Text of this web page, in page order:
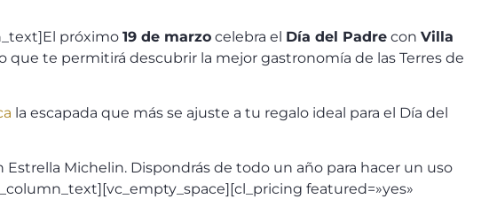
próximo 19 de marzo celebra el Día del Padre con Villa
te permitirá descubrir la mejor gastronomía de las Terres de
la escapada que más se ajuste a tu regalo ideal para el Día del
Michelin. Dispondrás de todo un año para hacer un uso
featured=»yes»